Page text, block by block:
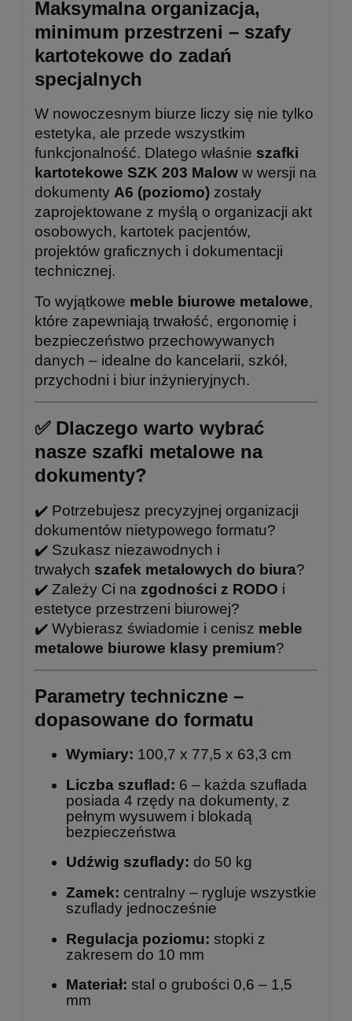
Maksymalna organizacja,
minimum przestrzeni – szafy
kartotekowe do zadań
specjalnych
W nowoczesnym biurze liczy się nie tylko
estetyka, ale przede wszystkim
funkcjonalność. Dlatego właśnie szafki
kartotekowe SZK 203 Malow w wersji na
dokumenty A6 (poziomo) zostały
zaprojektowane z myślą o organizacji akt
osobowych, kartotek pacjentów,
projektów graficznych i dokumentacji
technicznej.
To wyjątkowe meble biurowe metalowe,
które zapewniają trwałość, ergonomię i
bezpieczeństwo przechowywanych
danych – idealne do kancelarii, szkół,
przychodni i biur inżynieryjnych.
✅ Dlaczego warto wybrać
nasze szafki metalowe na
dokumenty?
✔️ Potrzebujesz precyzyjnej organizacji
dokumentów nietypowego formatu?
✔️ Szukasz niezawodnych i
trwałych szafek metalowych do biura?
✔️ Zależy Ci na zgodności z RODO i
estetyce przestrzeni biurowej?
✔️ Wybierasz świadomie i cenisz meble
metalowe biurowe klasy premium?
Parametry techniczne –
dopasowane do formatu
Wymiary: 100,7 x 77,5 x 63,3 cm
Liczba szuflad: 6 – każda szuflada
posiada 4 rzędy na dokumenty, z
pełnym wysuwem i blokadą
bezpieczeństwa
Udźwig szuflady: do 50 kg
Zamek: centralny – rygluje wszystkie
szuflady jednocześnie
Regulacja poziomu: stopki z
zakresem do 10 mm
Materiał: stal o grubości 0,6 – 1,5
mm